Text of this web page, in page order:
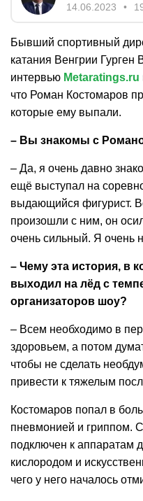
14.06.2023
Бывший спортивный
катания Венгрии Гурген
интервью Metaratings.ru
что Роман Костомаров
которые ему выпали.
– Вы знакомы с
– Да, я очень давно
ещё выступал на
выдающийся фигурист.
произошли с ним, он
очень сильный. Я очень
– Чему эта история, в
выходил на лёд с
организаторов шоу?
– Всем необходимо в
здоровьем, а потом
чтобы не сделать
привести к тяжелым
Костомаров попал в
пневмонией и гриппом.
подключен к аппаратам
кислородом и
чего у него началось